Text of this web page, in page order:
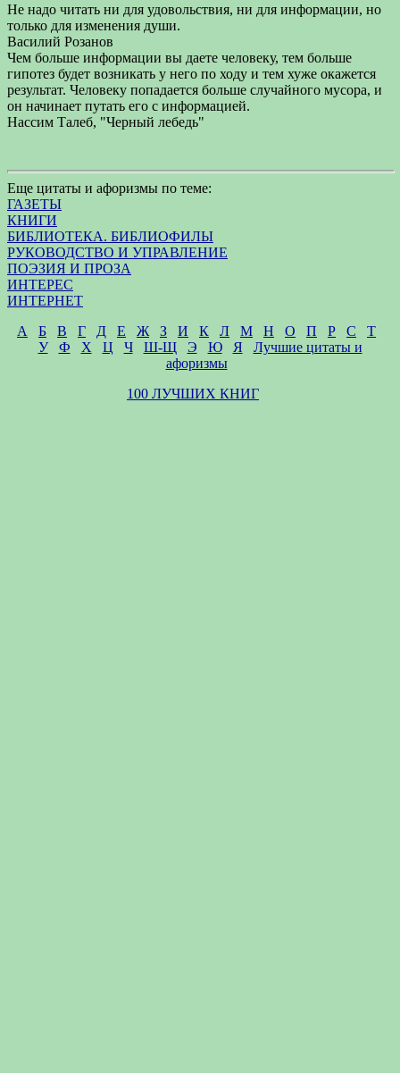
Не надо читать ни для удовольствия, ни для информации, но
только для изменения души.
Василий Розанов
Чем больше информации вы даете человеку, тем больше
гипотез будет возникать у него по ходу и тем хуже окажется
результат. Человеку попадается больше случайного мусора, и
он начинает путать его с информацией.
Нассим Талеб, "Черный лебедь"
Еще цитаты и афоризмы по теме:
ГАЗЕТЫ
КНИГИ
БИБЛИОТЕКА. БИБЛИОФИЛЫ
РУКОВОДСТВО И УПРАВЛЕНИЕ
ПОЭЗИЯ И ПРОЗА
ИНТЕРЕС
ИНТЕРНЕТ
А
Б В Г Д Е Ж З И К Л М Н О П Р С
Т
У
Ф Х Ц Ч Ш-Щ Э Ю Я
Лучшие цитаты и
афоризмы
100 ЛУЧШИХ КНИГ